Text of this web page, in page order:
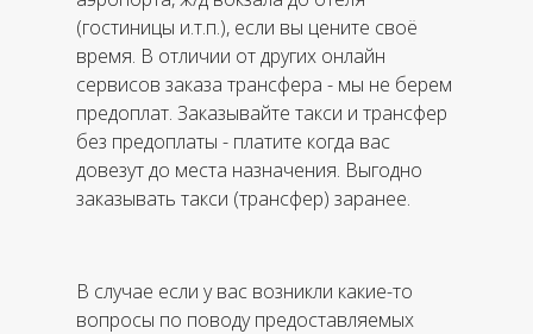
(гостиницы и.т.п.), если вы цените своё
время. В отличии от других онлайн
сервисов заказа трансфера - мы не берем
предоплат. Заказывайте такси и трансфер
без предоплаты - платите когда вас
довезут до места назначения. Выгодно
заказывать такси (трансфер) заранее.
В случае если у вас возникли какие-то
вопросы по поводу предоставляемых